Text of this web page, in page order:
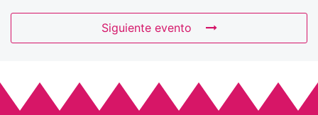
Siguiente evento